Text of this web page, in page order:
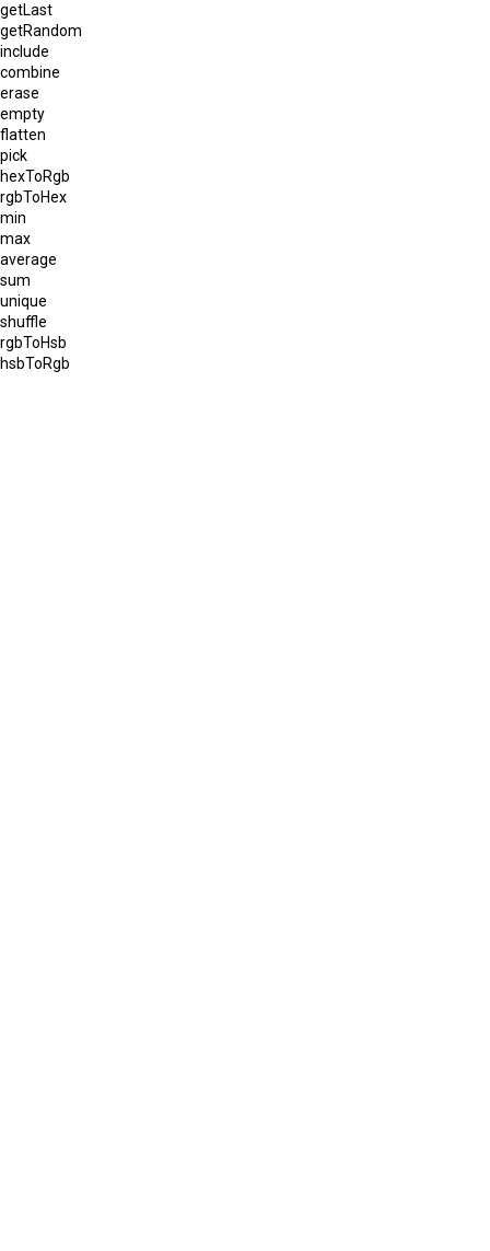
getLast
getRandom
include
combine
erase
empty
flatten
pick
hexToRgb
rgbToHex
min
max
average
sum
unique
shuffle
rgbToHsb
hsbToRgb